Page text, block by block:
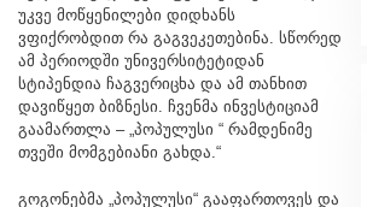
უკვე მოწყენილები დიდხანს
ვფიქრობდით რა გაგვეკეთებინა. სწორედ
ამ პერიოდში უნივერსიტეტიდან
სტიპენდია ჩაგვერიცხა და ამ თანხით
დავიწყეთ ბიზნესი. ჩვენმა ინვესტიციამ
გაამართლა – „პოპულუსი “ რამდენიმე
თვეში მომგებიანი გახდა.“
გოგონებმა „პოპულუსი“ გააფართოვეს და